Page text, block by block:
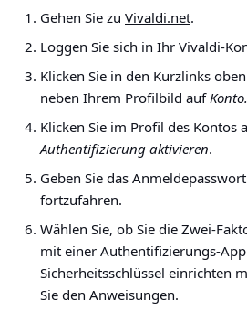
Gehen Sie zu Vivaldi.net.
Loggen Sie sich in Ihr Vivaldi-
Klicken Sie in den Kurzlinks
neben Ihrem Profilbild aufKonto.
Klicken Sie im Profil des Kontos
Authentifizierung aktivieren.
Geben Sie das
fortzufahren.
Wählen Sie, ob Sie die Zwei-
mit einer Authentifizierungs-
Sicherheitsschlüssel einrichten
Sie den Anweisungen.